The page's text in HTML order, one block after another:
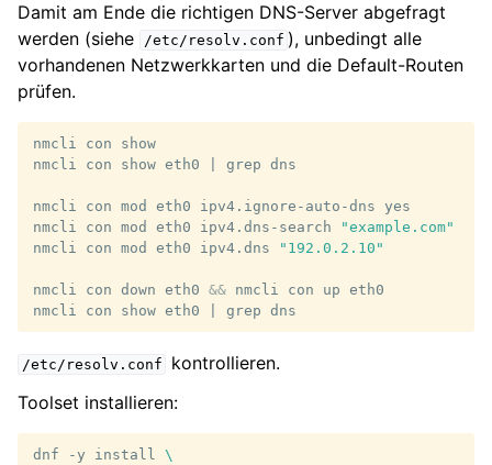
Damit am Ende die richtigen DNS-Server abgefragt
werden (siehe
/etc/resolv.conf ), unbedingt alle
vorhandenen Netzwerkkarten und die Default-Routen
prüfen.
nmcli con
show
nmcli
con show eth0 grep dns
nmcli con mod eth0 ipv4.ignore-auto-dns yes
nmcli
con mod eth0 ipv4.dns-search
"example.com"
nmcli
con mod eth0 ipv4.dns "192.0.2.10"
nmcli con down eth0 && nmcli con up eth0
nmcli
con show eth0 grep
/etc/resolv.conf
kontrollieren.
Toolset installieren:
dnf -y install \